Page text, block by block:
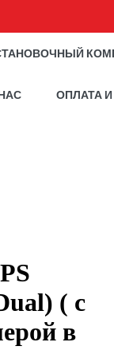
ОПЛАТА
( с
в